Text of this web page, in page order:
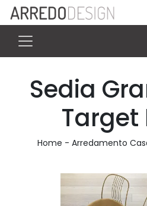
Sedia
Target
Home - Arredamento